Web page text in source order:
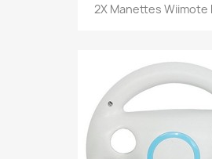
2X Manettes Wiimote